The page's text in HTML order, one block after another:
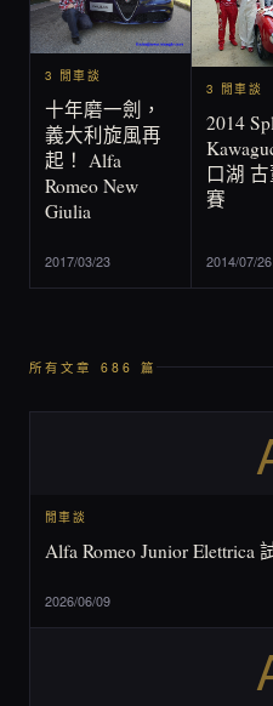
3 閒車談
十年磨一劍，
義大利旋風再
起！ Alfa
Romeo New
Giulia
2017/03/23
3 閒車談
2014
口湖
賽
2014/07/26
所有文章 686 篇
閒車談
Alfa Romeo Junior Elettrica
2026/06/09